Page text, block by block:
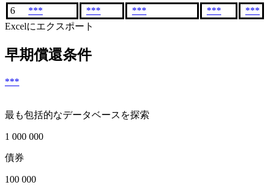
6
*** *** *** ***
***
Excelにエクスポート
早期償還条件
***
最も包括的なデータベースを探索
1 000 000
債券
100 000